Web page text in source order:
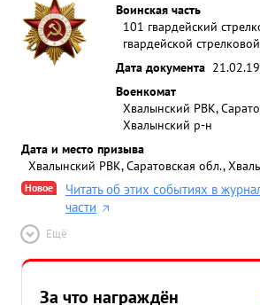
Воинская часть
101 гвардейский
гвардейской
Дата документа
Военкомат
Хвалынский РВК,
Хвалынский р-н
Дата и место призыва
Хвалынский РВК, Саратовская обл.,
Новое
Читать об этих событиях в
части
Ещё
За что награждён